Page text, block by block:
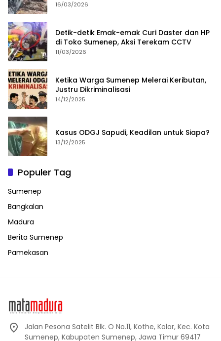
16/03/2026
Detik-detik Emak-emak Curi Daster dan HP
di Toko Sumenep, Aksi Terekam CCTV
11/03/2026
Ketika Warga Sumenep Melerai Keributan,
Justru Dikriminalisasi
14/12/2025
Kasus ODGJ Sapudi, Keadilan untuk Siapa?
13/12/2025
Populer Tag
Sumenep
Bangkalan
Madura
Berita Sumenep
Pamekasan
Jalan Pesona Satelit Blk. O No.11, Kothe, Kolor, Kec. Kota
Sumenep, Kabupaten Sumenep, Jawa Timur 69417